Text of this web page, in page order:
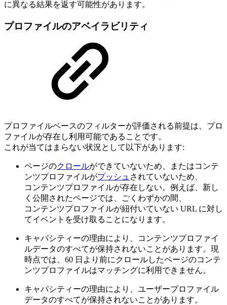
に異なる結果を返す可能性があります。
プロファイルのアベイラビリティ
プロファイルベースのフィルターが評価される前提は、プロ
ファイルが存在し利用可能であることです。
これが当てはまらない状況として以下があります:
ページのクロールができていないため、またはコンテ
ンツプロファイルがプッシュ されていないため、
コンテンツプロファイルが存在しない。例えば、新し
く公開されたページでは、ごくわずかの間、
コンテンツプロファイルが紐付いていない URL に対し
てイベントを受け取ることになります。
キャパシティーの理由により、コンテンツプロファイ
ルデータのすべてが保持されないことがあります。現
時点では、60 日より前にクロールしたページのコンテ
ンツプロファイルはマッチングに利用できません。
キャパシティーの理由により、ユーザープロファイル
データのすべてが保持されないことがあります。